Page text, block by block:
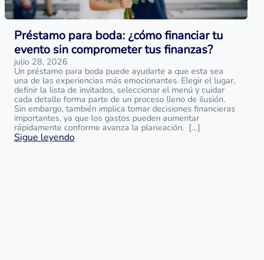
Préstamo para boda: ¿cómo financiar tu
evento sin comprometer tus finanzas?
julio 28, 2026
Un préstamo para boda puede ayudarte a que esta sea
una de las experiencias más emocionantes. Elegir el lugar,
definir la lista de invitados, seleccionar el menú y cuidar
cada detalle forma parte de un proceso lleno de ilusión.
Sin embargo, también implica tomar decisiones financieras
importantes, ya que los gastos pueden aumentar
rápidamente conforme avanza la planeación. […]
Sigue leyendo